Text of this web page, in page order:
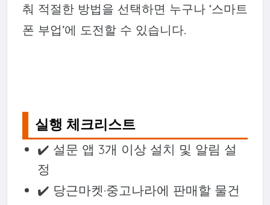
춰 적절한 방법을 선택하면 누구나 ‘스마트
폰 부업’에 도전할 수 있습니다.
실행 체크리스트
✔️ 설문 앱 3개 이상 설치 및 알림 설
정
✔️ 당근마켓·중고나라에 판매할 물건